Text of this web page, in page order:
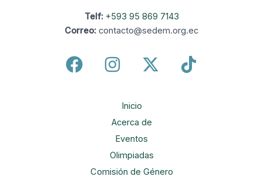
Telf: +593 95 869 7143
Correo: contacto@sedem.org.ec
Inicio
Acerca de
Eventos
Olimpiadas
Comisión de Género